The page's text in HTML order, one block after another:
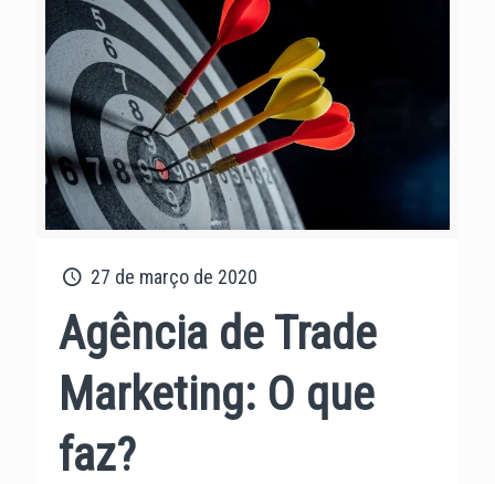
27 de março de 2020
Agência de Trade
Marketing: O que
faz?